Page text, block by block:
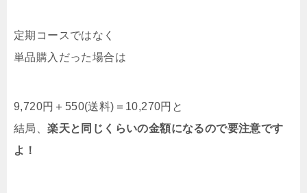
定期コースではなく
単品購入だった場合は
9,720円＋550(送料)＝10,270円と
結局、楽天と同じくらいの金額になるので要注意です
よ！